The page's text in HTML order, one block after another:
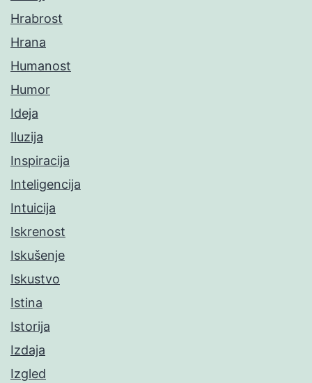
Hrabrost
Hrana
Humanost
Humor
Ideja
Iluzija
Inspiracija
Inteligencija
Intuicija
Iskrenost
Iskušenje
Iskustvo
Istina
Istorija
Izdaja
Izgled